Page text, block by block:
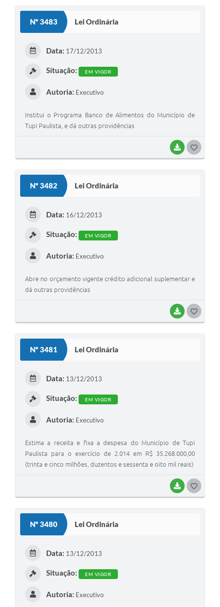
Nº 3483 Lei Ordinária
BAIXAR
Data: 17/12/2013
Situação: EM VIGOR
Autoria: Executivo
Institui o Programa Banco de Alimentos do Município de
Tupi Paulista, e dá outras providências
Nº 3482 Lei Ordinária
BAIXAR
Data: 16/12/2013
Situação: EM VIGOR
Autoria: Executivo
Abre no orçamento vigente crédito adicional suplementar e
dá outras providências
Nº 3481 Lei Ordinária
BAIXAR
Data: 13/12/2013
Situação: EM VIGOR
Autoria: Executivo
Estima a receita e fixa a despesa do Município de Tupi
Paulista para o exercício de 2.014 em R$ 35.268.000,00
(trinta e cinco milhões, duzentos e sessenta e oito mil reais)
Nº 3480 Lei Ordinária
Data: 13/12/2013
Situação: EM VIGOR
Autoria: Executivo